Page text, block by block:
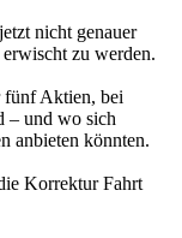
nicht genauer
zu werden.
fünf Aktien, bei
– und wo sich
anbieten könnten.
Korrektur Fahrt